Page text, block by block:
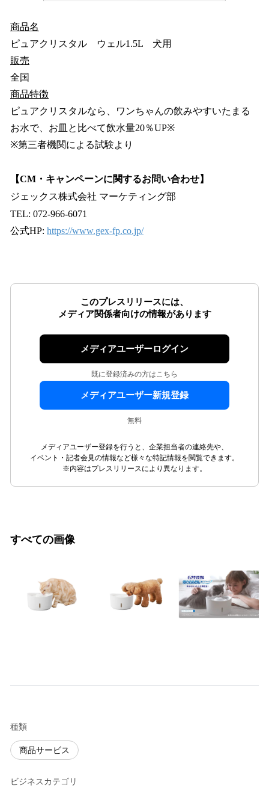
商品名
ピュアクリスタル ウェル1.5L 犬用
販売
全国
商品特徴
ピュアクリスタルなら、ワンちゃんの飲みやすいたまる
お水で、お皿と比べて飲水量20％UP※
※第三者機関による試験より
【CM・キャンペーンに関するお問い合わせ】
ジェックス株式会社 マーケティング部
TEL: 072-966-6071
公式HP: https://www.gex-fp.co.jp/
このプレスリリースには、
メディア関係者向けの情報があります
メディアユーザーログイン
既に登録済みの方はこちら
メディアユーザー新規登録
無料
メディアユーザー登録を行うと、企業担当者の連絡先や、
イベント・記者会見の情報など様々な特記情報を閲覧できます。
※内容はプレスリリースにより異なります。
すべての画像
種類
商品サービス
ビジネスカテゴリ